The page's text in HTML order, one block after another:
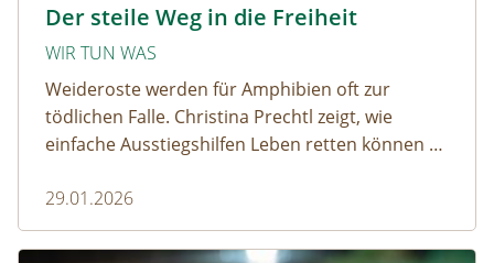
Der steile Weg in die Freiheit
WIR TUN WAS
Weideroste werden für Amphibien oft zur
tödlichen Falle. Christina Prechtl zeigt, wie
einfache Ausstiegshilfen Leben retten können –
Aufwand.
29.01.2026